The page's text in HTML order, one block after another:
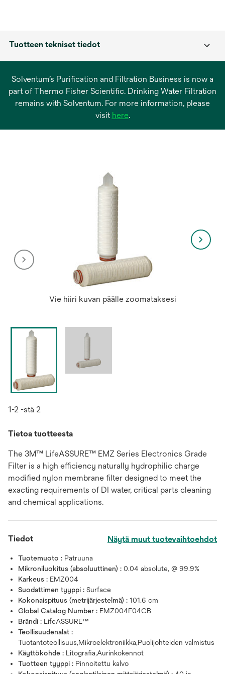
Tuotteen tekniset tiedot
Solventum’s Purification and Filtration Business is now a
part of Thermo Fisher Scientific. Drinking Water Filtration
remains with Solventum. For more information, please
visit hereopens
.
Vie hiiri kuvan päälle zoomataksesi
1-2 -stä 2
Tietoa tuotteesta
The 3M™ LifeASSURE™ EMZ Series Electronics Grade
Filter is a high efficiency naturally hydrophilic charge
modified nylon membrane filter designed to meet the
exacting requirements of DI water, critical parts cleaning
and chemical applications.
Tiedot Näytä muut tuotevaihtoehdot
Tuotemuoto : Patruuna
Mikroniluokitus (absoluuttinen) : 0.04 absolute, @ 99.9%
Karkeus : EMZ004
Suodattimen tyyppi : Surface
Kokonaispituus (metrijärjestelmä) : 101.6 cm
Global Catalog Number : EMZ004F04CB
Brändi : LifeASSURE™
Teollisuudenalat :
Tuotantoteollisuus,Mikroelektroniikka,Puolijohteiden valmistus
Käyttökohde : Litografia,Aurinkokennot
Tuotteen tyyppi : Pinnoitettu kalvo